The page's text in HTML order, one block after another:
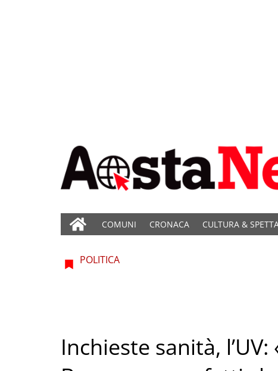
COMUNI CRONACA CULTURA &
POLITICA
Inchieste sanità,